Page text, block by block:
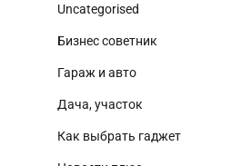
Uncategorised
Бизнес советник
Гараж и авто
Дача, участок
Как выбрать гаджет